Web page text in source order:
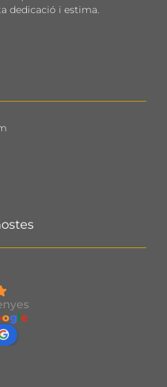
dedicació i estima.
ogle